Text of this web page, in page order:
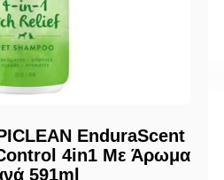
EnduraScent
4in1 Με Άρωμα
591ml